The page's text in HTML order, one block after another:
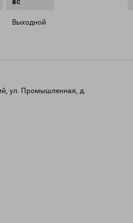
Выходной
ул. Промышленная, д.